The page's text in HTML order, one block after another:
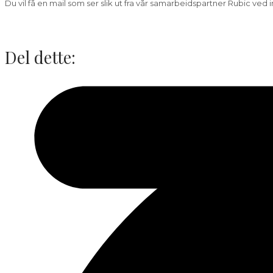
Du vil få en mail som ser slik ut fra vår samarbeidspartner Rubic ved
Del dette: